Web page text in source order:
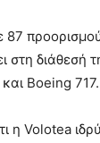
87
στη διάθεσή
Boeing 717.
η Volotea